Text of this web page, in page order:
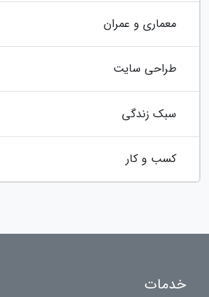
معماری و عمران
طراحی سایت
سبک زندگی
کسب و کار
خدمات